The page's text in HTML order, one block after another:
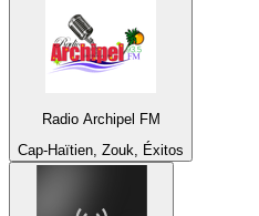
Radio Archipel FM
Cap-Haïtien, Zouk, Éxitos